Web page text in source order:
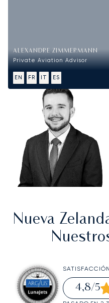
ALEXANDRE ZIMMERMANN
Private Aviation Advisor
EN FR IT ES
Nueva
4,8/5